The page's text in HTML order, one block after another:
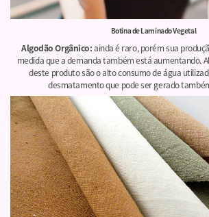
Botina de Laminado Vegetal
Algodão Orgânico:ainda é raro, porém sua
medida que a demanda também está aumentando.
deste produto são o alto consumo de água
desmatamento que pode ser gerado